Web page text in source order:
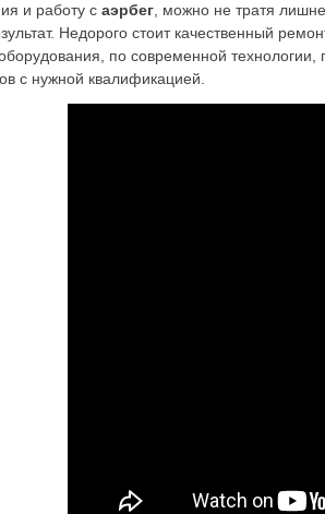
и работу с аэрбег , можно не тратя
Недорого стоит качественный
по современной
с нужной квалификацией.